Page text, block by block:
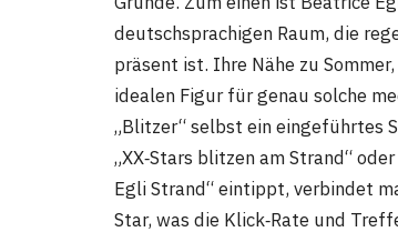
deutschsprachigen Raum, die
präsent ist. Ihre Nähe zu
idealen Figur für genau solche
„Blitzer“ selbst ein eingeführtes
„XX‑Stars blitzen am Strand“
Egli Strand“ eintippt, verbindet
Star, was die Klick‑Rate und